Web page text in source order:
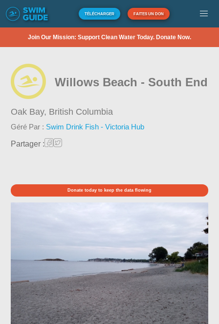
TÉLÉCHARGER FAITES UN DON
Join Our Mission: Support Clean Water Today. Donate Now.
Willows Beach - South End
Oak Bay, British Columbia
Géré Par : Swim Drink Fish - Victoria Hub
Partager :
Donate today to keep the data flowing